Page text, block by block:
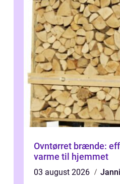
Ovntørret brænde:
varme til hjemmet
03 august 2026